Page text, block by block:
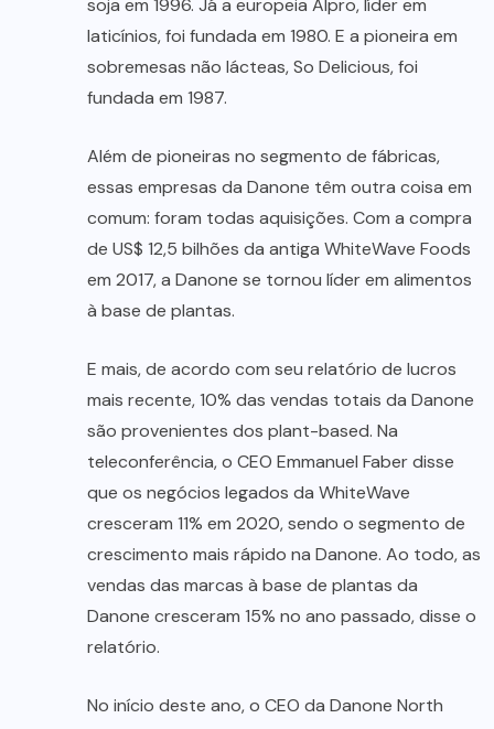
soja em 1996. Já a europeia Alpro, líder em
laticínios, foi fundada em 1980. E a pioneira em
sobremesas não lácteas, So Delicious, foi
fundada em 1987.
Além de pioneiras no segmento de fábricas,
essas empresas da Danone têm outra coisa em
comum: foram todas aquisições. Com a compra
de US$ 12,5 bilhões da antiga WhiteWave Foods
em 2017, a Danone se tornou líder em alimentos
à base de plantas.
E mais, de acordo com seu relatório de lucros
mais recente, 10% das vendas totais da Danone
são provenientes dos plant-based. Na
teleconferência, o CEO Emmanuel Faber disse
que os negócios legados da WhiteWave
cresceram 11% em 2020, sendo o segmento de
crescimento mais rápido na Danone. Ao todo, as
vendas das marcas à base de plantas da
Danone cresceram 15% no ano passado, disse o
relatório.
No início deste ano, o CEO da Danone North